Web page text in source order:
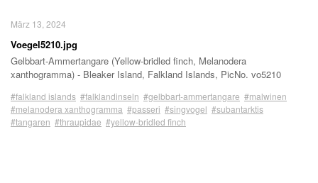
März 13, 2024
Voegel5210.jpg
Gelbbart-Ammertangare (Yellow-bridled finch, Melanodera
xanthogramma) - Bleaker Island, Falkland Islands, PicNo. vo5210
#falkland islands #falklandinseln #gelbbart-ammertangare #malwinen
#melanodera xanthogramma #passeri #singvogel #subantarktis
#tangaren #thraupidae #yellow-bridled finch